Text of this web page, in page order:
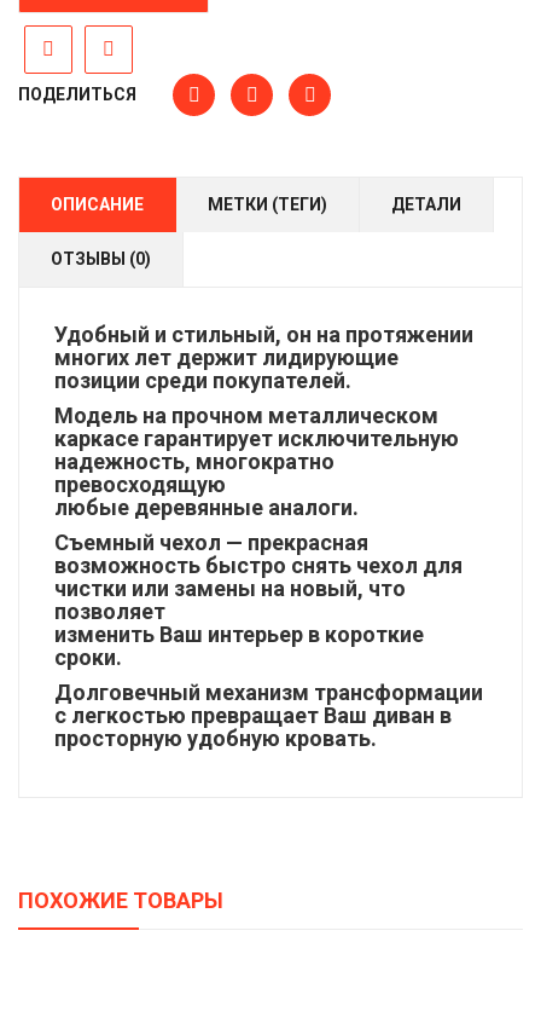
ПОДЕЛИТЬСЯ
ОПИСАНИЕ МЕТКИ (ТЕГИ) ДЕТАЛИ
ОТЗЫВЫ (0)
Удобный и стильный, он на протяжении
многих лет держит лидирующие
позиции среди покупателей.
Модель на прочном металлическом
каркасе гарантирует исключительную
надежность, многократно
превосходящую
любые деревянные аналоги.
Съемный чехол — прекрасная
возможность быстро снять чехол для
чистки или замены на новый, что
позволяет
изменить Ваш интерьер в короткие
сроки.
Долговечный механизм трансформации
с легкостью превращает Ваш диван в
просторную удобную кровать.
ПОХОЖИЕ ТОВАРЫ